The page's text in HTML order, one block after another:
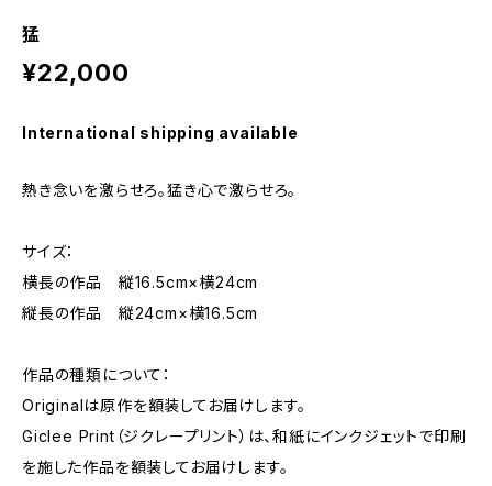
猛
¥22,000
International shipping available
熱き念いを激らせろ。猛き心で激らせろ。
サイズ：
横長の作品 縦16.5cm×横24cm
縦長の作品 縦24cm×横16.5cm
作品の種類について：
Originalは原作を額装してお届けします。
Giclee Print（ジクレープリント）は、和紙にインクジェットで印刷
を施した作品を額装してお届けします。